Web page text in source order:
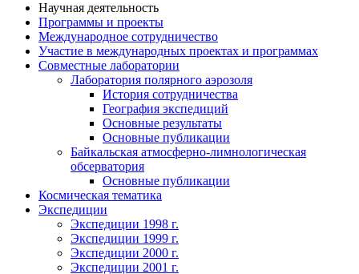
Научная деятельность
Программы и проекты
Международное сотрудничество
Участие в международных проектах и программах
Совместные лаборатории
Лаборатория полярного аэрозоля
История сотрудничества
География экспедиций
Основные результаты
Основные публикации
Байкальская атмосферно-лимнологическая
обсерватория
Основные публикации
Космическая тематика
Экспедиции
Экспедиции 1998 г.
Экспедиции 1999 г.
Экспедиции 2000 г.
Экспедиции 2001 г.